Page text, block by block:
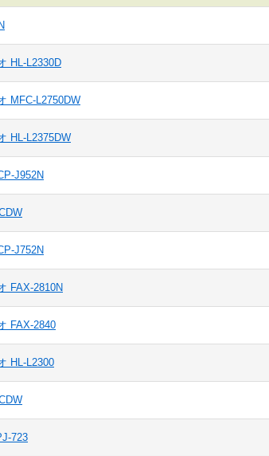
HL-L2330D
MFC-L2750DW
HL-L2375DW
J952N
J752N
FAX-2810N
FAX-2840
HL-L2300
723